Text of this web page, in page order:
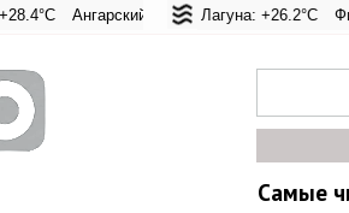
Адмиральская Лагуна: +26.2°C Фиолент:
Ангарский перевал: +20.9°C Евпатория:
Самые